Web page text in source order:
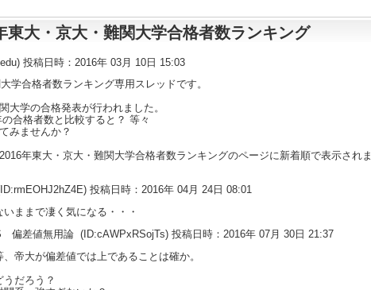
東大・京大・難関大学合格者数ランキング
投稿日時：2016年 03月 10日 15:03
学合格者数ランキング専用スレッドです。
大学の合格発表が行われました。
合格者数と比較すると？ 等々
みませんか？
年東大・京大・難関大学合格者数ランキングのページに新着順で表示されま
投稿日時：2016年 04月 24日 08:01
ままで凄く気になる・・・
偏差値無用論 (ID:cAWPxRSojTs) 投稿日時：2016年 07月 30日 21:37
帝大が偏差値では上であることは確か。
だろう？